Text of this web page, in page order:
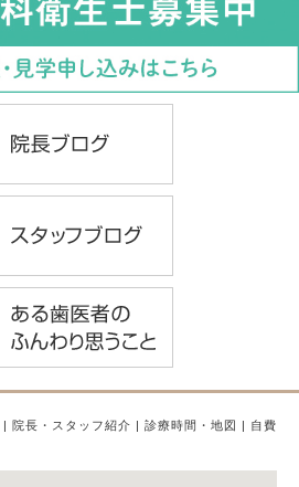
院長・スタッフ紹介 診療時間・地図
自費